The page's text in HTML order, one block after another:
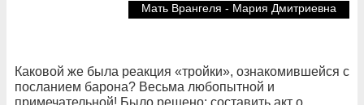
Мать Врангеля - Мария Дмитриевна
Каковой же была реакция «тройки», ознакомившейся с
посланием барона? Весьма любопытной и
примечательной! Было решено: составить акт о